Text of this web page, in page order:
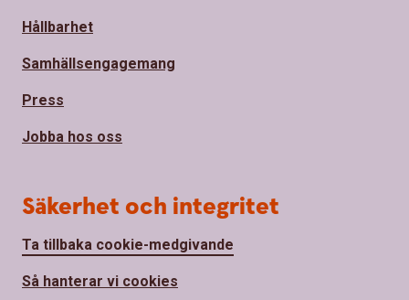
Hållbarhet
Samhällsengagemang
Press
Jobba hos oss
Säkerhet och integritet
Ta tillbaka cookie-medgivande
Så hanterar vi cookies